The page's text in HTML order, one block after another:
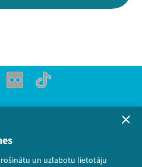
un uzlabotu lietotāju
Flick TikTok
politika